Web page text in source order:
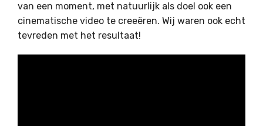
van een moment, met natuurlijk als doel ook een
cinematische video te creeëren. Wij waren ook echt
tevreden met het resultaat!